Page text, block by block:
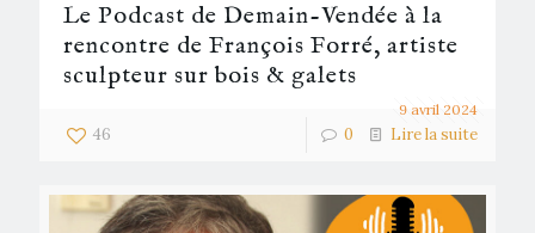
9 avril 2024
Le Podcast de Demain-Vendée à la
rencontre de François Forré, artiste
sculpteur sur bois & galets
46 0 Lire la suite